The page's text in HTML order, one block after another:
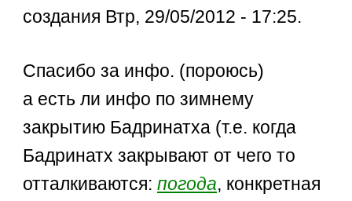
создания Втр, 29/05/2012 - 17:25.
Спасибо за инфо. (пороюсь)
а есть ли инфо по зимнему
закрытию Бадринатха (т.е. когда
Бадринатх закрывают от чего то
отталкиваются:погода, конкретная